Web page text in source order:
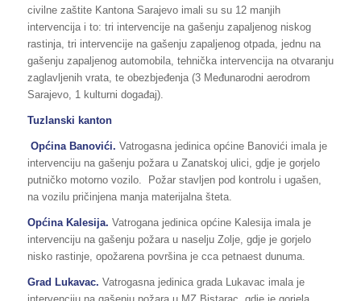
civilne zaštite Kantona Sarajevo imali su su 12 manjih
intervencija i to: tri intervencije na gašenju zapaljenog niskog
rastinja, tri intervencije na gašenju zapaljenog otpada, jednu na
gašenju zapaljenog automobila, tehnička intervencija na otvaranju
zaglavljenih vrata, te obezbjeđenja (3 Međunarodni aerodrom
Sarajevo, 1 kulturni događaj).
Tuzlanski kanton
Općina Banovići. Vatrogasna jedinica općine Banovići imala je
intervenciju na gašenju požara u Zanatskoj ulici, gdje je gorjelo
putničko motorno vozilo. Požar stavljen pod kontrolu i ugašen,
na vozilu pričinjena manja materijalna šteta.
Općina Kalesija. Vatrogana jedinica općine Kalesija imala je
intervenciju na gašenju požara u naselju Zolje, gdje je gorjelo
nisko rastinje, opožarena površina je cca petnaest dunuma.
Grad Lukavac. Vatrogasna jedinica grada Lukavac imala je